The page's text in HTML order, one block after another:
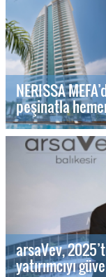
NERISSA
peşinatla
arsaVev,
yatırımcıyı